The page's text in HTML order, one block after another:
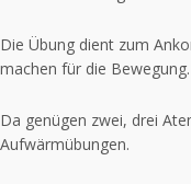
Die Übung dient zum
machen für die Bewegung.
Da genügen zwei, drei
Aufwärmübungen.